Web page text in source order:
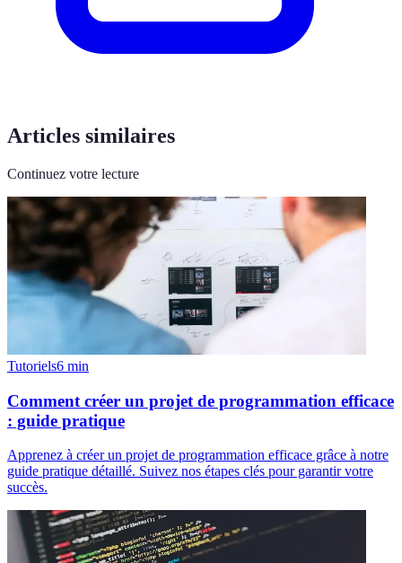
Articles similaires
Continuez votre lecture
Tutoriels6 min
Comment créer un projet de programmation efficace
: guide pratique
Apprenez à créer un projet de programmation efficace grâce à notre
guide pratique détaillé. Suivez nos étapes clés pour garantir votre
succès.